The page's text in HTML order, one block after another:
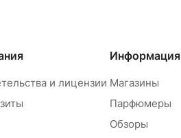
и лицензии
Информация
Магазины
Парфюмеры
Обзоры